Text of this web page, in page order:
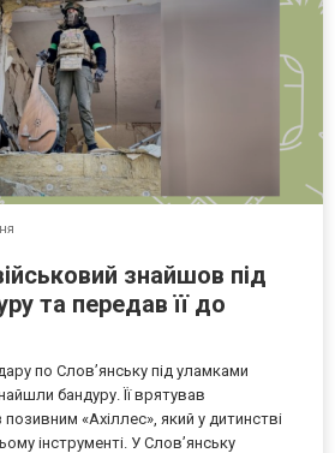
знайшов під
та передав її до
по Слов’янську під уламками
бандуру. Її врятував
«Ахіллес», який у дитинстві
інструменті. У Слов’янську